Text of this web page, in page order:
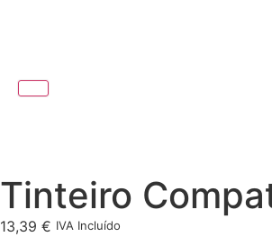
Tinteiro
13,39 € IVA Incluído